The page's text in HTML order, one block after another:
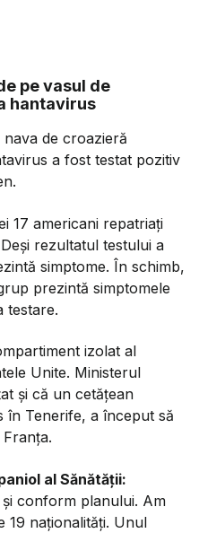
pe vasul de
hantavirus
de croazieră
a fost testat pozitiv
17 americani repatriați
rezultatul testului a
simptome. În schimb,
prezintă simptomele
testare.
izolat al
Unite. Ministerul
și că un cetățean
în Tenerife, a început să
al Sănătății:
conform planului. Am
19 naționalități. Unul